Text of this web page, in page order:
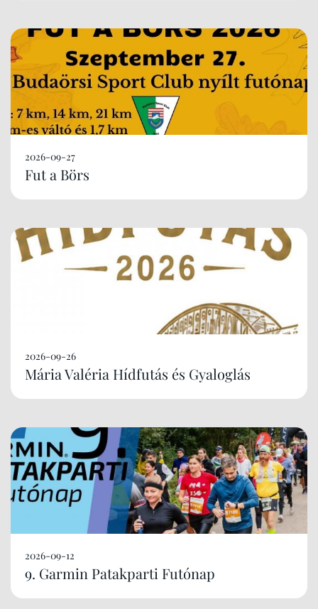
2026-09-27
Fut a Börs
2026-09-26
Mária Valéria Hídfutás és Gyaloglás
2026-09-12
9. Garmin Patakparti Futónap